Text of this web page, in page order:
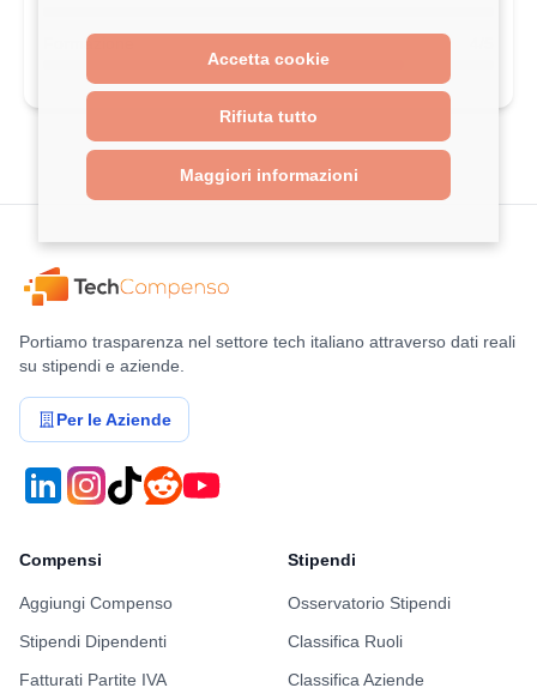
Accetta cookie
Rifiuta tutto
Maggiori informazioni
Valutazione complessiva TIM di questo
utente
3.8/5 Basato su 5 parametri di valutazione
Benefits & Compensi
Buoni Pasto
Stock Options
Valutazione dettagliata TIM di questo
utente